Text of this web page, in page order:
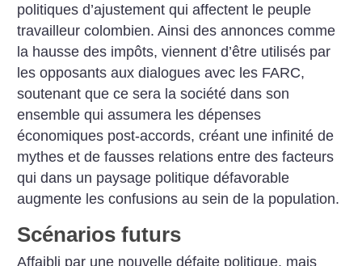
politiques d’ajustement qui affectent le peuple
travailleur colombien. Ainsi des annonces comme
la hausse des impôts, viennent d’être utilisés par
les opposants aux dialogues avec les FARC,
soutenant que ce sera la société dans son
ensemble qui assumera les dépenses
économiques post-accords, créant une infinité de
mythes et de fausses relations entre des facteurs
qui dans un paysage politique défavorable
augmente les confusions au sein de la population.
Scénarios futurs
Affaibli par une nouvelle défaite politique, mais